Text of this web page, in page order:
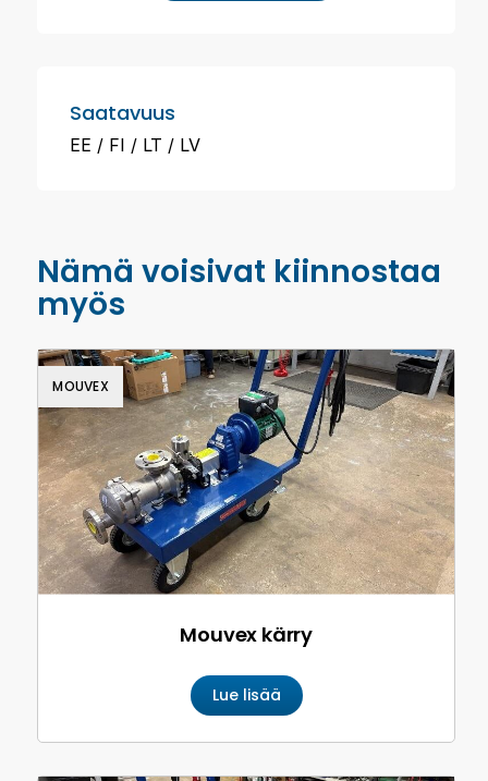
Saatavuus
EE FI LT LV
Nämä voisivat kiinnostaa
myös
Mouvex kärry
Lue lisää
MOUVEX